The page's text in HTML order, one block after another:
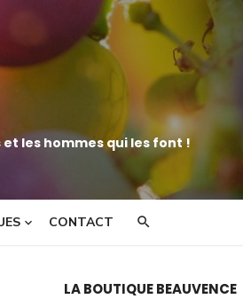
les hommes qui les font !
CONTACT
LA BOUTIQUE BEAUVENCE